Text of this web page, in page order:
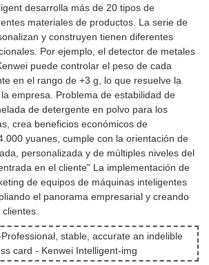
desarrolla más de 20 tipos de
materiales de productos. La serie de
y construyen tienen diferentes
Por ejemplo, el detector de metales
puede controlar el peso de cada
en el rango de +3 g, lo que resuelve la
empresa. Problema de estabilidad de
de detergente en polvo para los
crea beneficios económicos de
yuanes, cumple con la orientación de
personalizada y de múltiples niveles del
en el cliente" La implementación de
de equipos de máquinas inteligentes
el panorama empresarial y creando